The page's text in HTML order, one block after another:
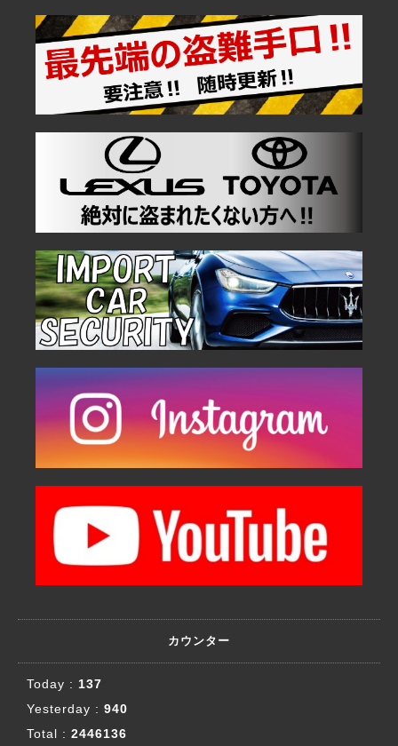
カウンター
Today : 137
Yesterday : 940
Total : 2446136